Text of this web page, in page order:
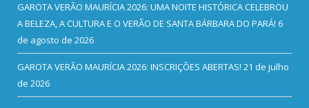
GAROTA VERÃO MAURÍCIA 2026: UMA NOITE HISTÓRICA CELEBROU
A BELEZA, A CULTURA E O VERÃO DE SANTA BÁRBARA DO PARÁ! 6
de agosto de 2026
GAROTA VERÃO MAURÍCIA 2026: INSCRIÇÕES ABERTAS! 21 de julho
de 2026